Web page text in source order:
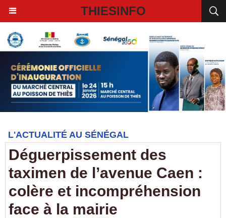
THIESINFO
L'ACTUALITÉ AU SÉNÉGAL
Déguerpissement des
taximen de l’avenue Caen :
colère et incompréhension
face à la mairie